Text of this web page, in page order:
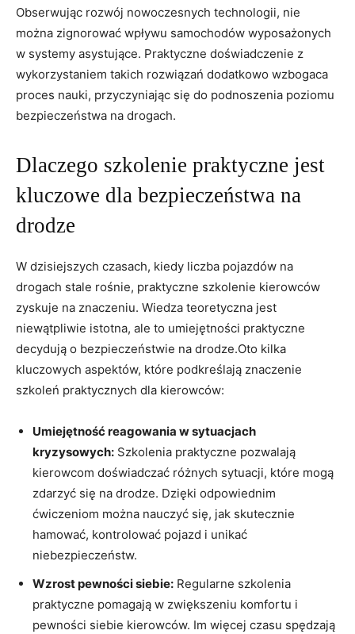
Obserwując rozwój nowoczesnych technologii, nie
można zignorować wpływu samochodów wyposażonych
w systemy asystujące. Praktyczne doświadczenie z
wykorzystaniem takich rozwiązań dodatkowo wzbogaca
proces nauki, przyczyniając się do podnoszenia poziomu
bezpieczeństwa na drogach.
Dlaczego szkolenie praktyczne jest
kluczowe dla bezpieczeństwa na
drodze
W dzisiejszych czasach, kiedy liczba pojazdów na
drogach stale rośnie, praktyczne szkolenie kierowców
zyskuje na znaczeniu. Wiedza teoretyczna jest
niewątpliwie istotna, ale to umiejętności praktyczne
decydują o bezpieczeństwie na drodze.Oto kilka
kluczowych aspektów, które podkreślają znaczenie
szkoleń praktycznych dla kierowców:
Umiejętność reagowania w sytuacjach
kryzysowych: Szkolenia praktyczne pozwalają
kierowcom doświadczać różnych sytuacji, które mogą
zdarzyć się na drodze. Dzięki odpowiednim
ćwiczeniom można nauczyć się, jak skutecznie
hamować, kontrolować pojazd i unikać
niebezpieczeństw.
Wzrost pewności siebie: Regularne szkolenia
praktyczne pomagają w zwiększeniu komfortu i
pewności siebie kierowców. Im więcej czasu spędzają